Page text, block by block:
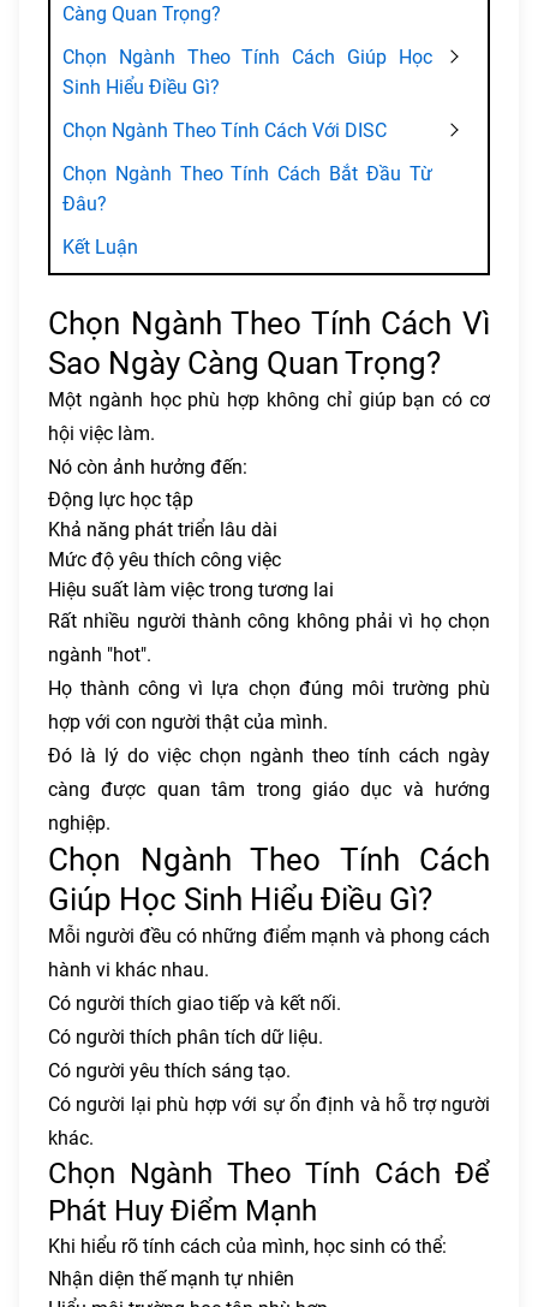
Càng Quan Trọng?
Chọn Ngành Theo Tính Cách Giúp Học
Sinh Hiểu Điều Gì?
Chọn Ngành Theo Tính Cách Với DISC
Chọn Ngành Theo Tính Cách Bắt Đầu Từ
Đâu?
Kết Luận
Chọn Ngành Theo Tính Cách Vì
Sao Ngày Càng Quan Trọng?
Một ngành học phù hợp không chỉ giúp bạn có cơ
hội việc làm.
Nó còn ảnh hưởng đến:
Động lực học tập
Khả năng phát triển lâu dài
Mức độ yêu thích công việc
Hiệu suất làm việc trong tương lai
Rất nhiều người thành công không phải vì họ chọn
ngành "hot".
Họ thành công vì lựa chọn đúng môi trường phù
hợp với con người thật của mình.
Đó là lý do việc chọn ngành theo tính cách ngày
càng được quan tâm trong giáo dục và hướng
nghiệp.
Chọn Ngành Theo Tính Cách
Giúp Học Sinh Hiểu Điều Gì?
Mỗi người đều có những điểm mạnh và phong cách
hành vi khác nhau.
Có người thích giao tiếp và kết nối.
Có người thích phân tích dữ liệu.
Có người yêu thích sáng tạo.
Có người lại phù hợp với sự ổn định và hỗ trợ người
khác.
Chọn Ngành Theo Tính Cách Để
Phát Huy Điểm Mạnh
Khi hiểu rõ tính cách của mình, học sinh có thể:
Nhận diện thế mạnh tự nhiên